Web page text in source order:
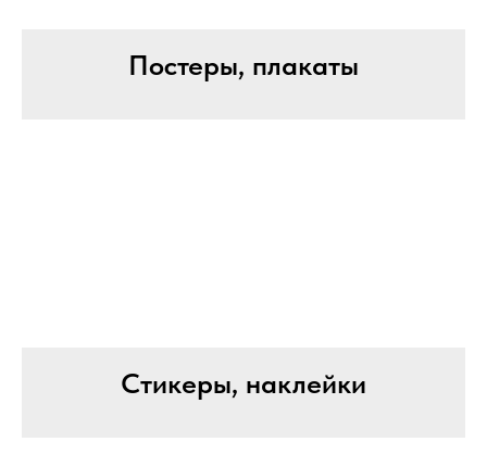
Постеры, плакаты
Стикеры, наклейки